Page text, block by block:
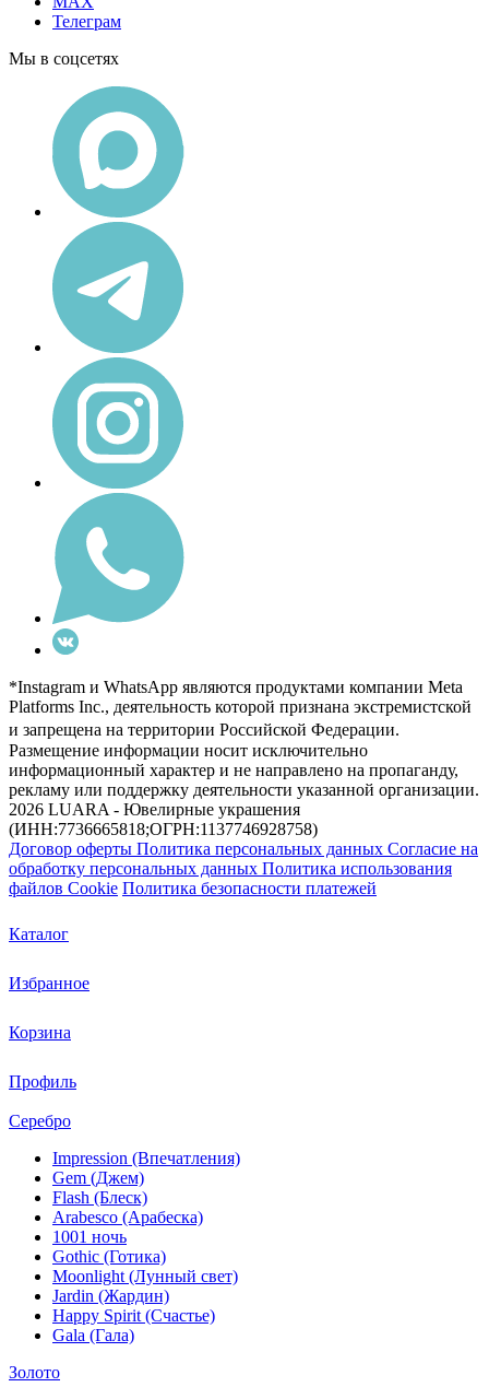
Телеграм
Мы в соцсетях
*Instagram и WhatsApp являются продуктами компании Meta
Platforms Inc., деятельность которой признана экстремистской
и запрещена на территории Российской Федерации.
Размещение информации носит исключительно
информационный характер и не направлено на пропаганду,
рекламу или поддержку деятельности указанной организации.
2026 LUARA - Ювелирные украшения
(ИНН:7736665818;ОГРН:1137746928758)
Договор оферты Политика персональных данных Согласие на
обработку персональных данных Политика использования
файлов Cookie Политика безопасности платежей
Каталог
Избранное
Корзина
Профиль
Серебро
Impression (Впечатления)
Gem (Джем)
Flash (Блеск)
Arabesco (Арабеска)
1001 ночь
Gothic (Готика)
Moonlight (Лунный свет)
Jardin (Жардин)
Happy Spirit (Счастье)
Gala (Гала)
Золото